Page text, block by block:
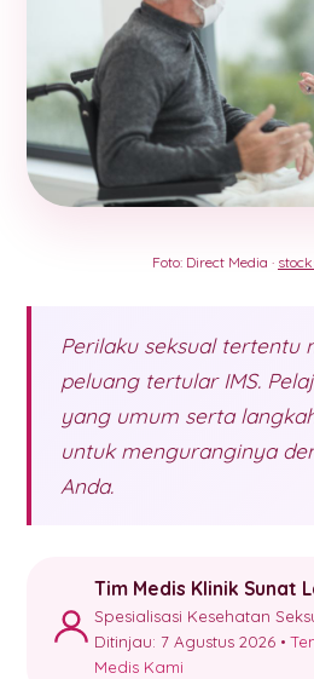
Foto: Direct Media ·
Perilaku seksual tertentu
peluang tertular IMS.
yang umum serta
untuk menguranginya
Anda.
Tim Medis Klinik Sunat
Spesialisasi Kesehatan
Ditinjau: 7 Agustus 2026 •
Medis Kami